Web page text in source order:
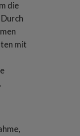
die
mit